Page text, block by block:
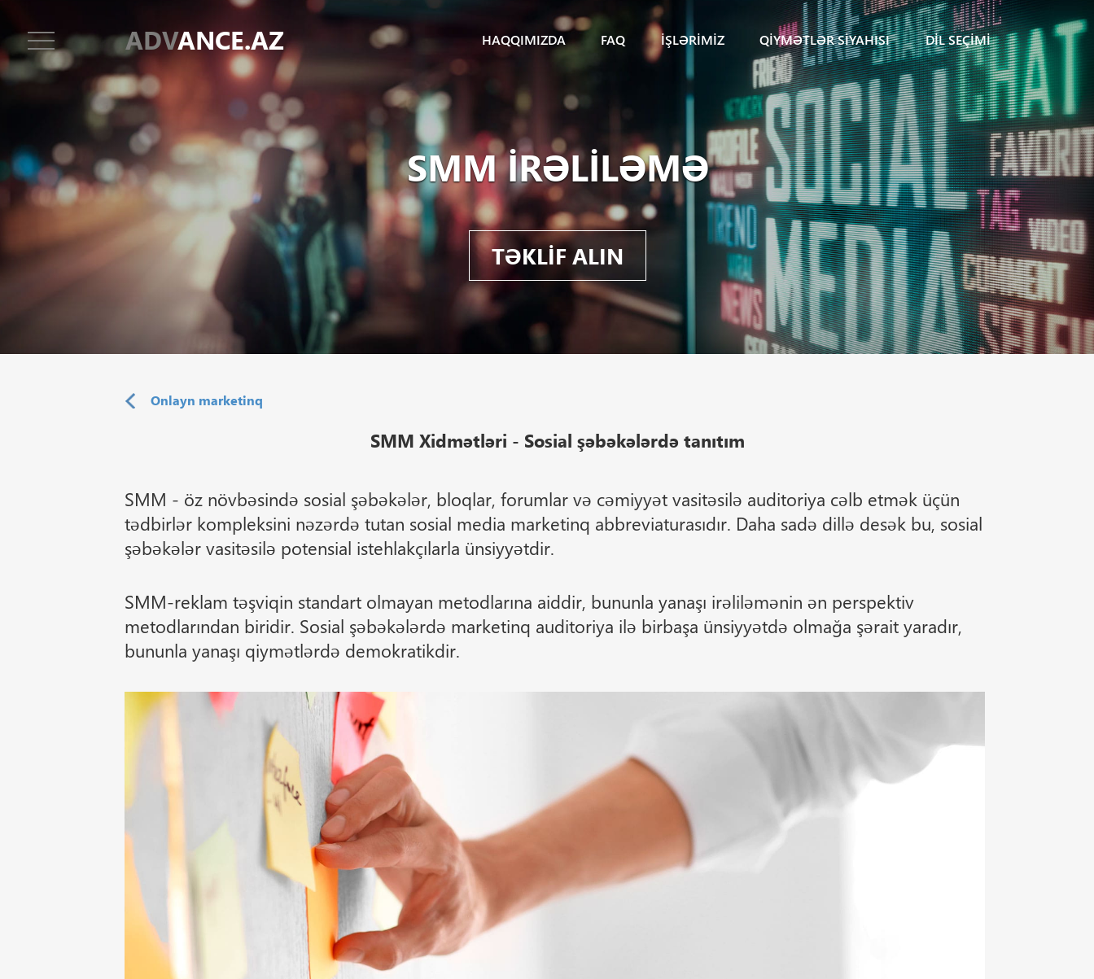
ADVANCE.AZ HAQQIMIZDA FAQ İŞLƏRIMIZ QIYMƏTLƏR SIYAHISI DIL SEÇIMI
SMM IRƏLILƏMƏ
TƏKLIF ALIN
Onlayn marketinq
SMM Xidmətləri - Sosial şəbəkələrdə tanıtım
SMM - öz növbəsində sosial şəbəkələr, bloqlar, forumlar və cəmiyyət vasitəsilə auditoriya cəlb etmək üçün
tədbirlər kompleksini nəzərdə tutan sosial media marketinq abbreviaturasıdır. Daha sadə dillə desək bu, sosial
şəbəkələr vasitəsilə potensial istehlakçılarla ünsiyyətdir.
SMM-reklam təşviqin standart olmayan metodlarına aiddir, bununla yanaşı irəliləmənin ən perspektiv
metodlarından biridir. Sosial şəbəkələrdə marketinq auditoriya ilə birbaşa ünsiyyətdə olmağa şərait yaradır,
bununla yanaşı qiymətlərdə demokratikdir.